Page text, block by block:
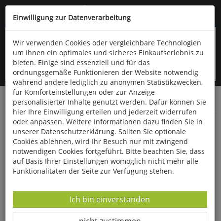
Kompletten Head der Seite überspringen
oder (06766) 9323-960
Startseite Bücher Naturwissenschaften Diverses
Die Wettermacher
Einwilligung zur Datenverarbeitung
Wir verwenden Cookies oder vergleichbare Technologien
um Ihnen ein optimales und sicheres Einkaufserlebnis zu
bieten. Einige sind essenziell und für das
ordnungsgemäße Funktionieren der Website notwendig
während andere lediglich zu anonymen Statistikzwecken,
für Komforteinstellungen oder zur Anzeige
personalisierter Inhalte genutzt werden. Dafür können Sie
hier Ihre Einwilligung erteilen und jederzeit widerrufen
oder anpassen. Weitere Informationen dazu finden Sie in
unserer Datenschutzerklärung. Sollten Sie optionale
Cookies ablehnen, wird Ihr Besuch nur mit zwingend
notwendigen Cookies fortgeführt. Bitte beachten Sie, dass
auf Basis Ihrer Einstellungen womöglich nicht mehr alle
Funktionalitäten der Seite zur Verfügung stehen.
Datenverarbeitung -
Ich bin einverstanden